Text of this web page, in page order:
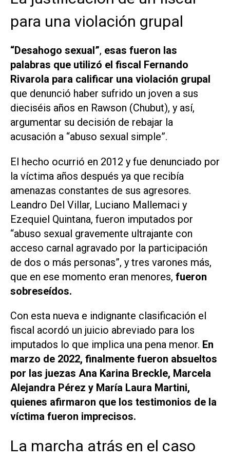
para una violación grupal
“Desahogo sexual”, esas fueron las
palabras que utilizó el fiscal Fernando
Rivarola para calificar una violación grupal
que denunció haber sufrido un joven a sus
dieciséis años en Rawson (Chubut), y así,
argumentar su decisión de rebajar la
acusación a “abuso sexual simple”.
El hecho ocurrió en 2012 y fue denunciado por
la víctima años después ya que recibía
amenazas constantes de sus agresores.
Leandro Del Villar, Luciano Mallemaci y
Ezequiel Quintana, fueron imputados por
“abuso sexual gravemente ultrajante con
acceso carnal agravado por la participación
de dos o más personas”, y tres varones más,
que en ese momento eran menores, fueron
sobreseídos.
Con esta nueva e indignante clasificación el
fiscal acordó un juicio abreviado para los
imputados lo que implica una pena menor. En
marzo de 2022, finalmente fueron absueltos
por las juezas Ana Karina Breckle, Marcela
Alejandra Pérez y María Laura Martini,
quienes afirmaron que los testimonios de la
víctima fueron imprecisos.
La marcha atrás en el caso